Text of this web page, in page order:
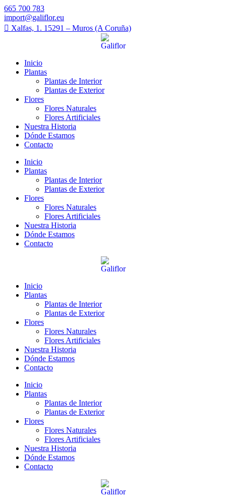
665 700 783
import@galiflor.eu
Xalfas, 1. 15291 – Muros (A Coruña)
Inicio
Plantas
Plantas de Interior
Plantas de Exterior
Flores
Flores Naturales
Flores Artificiales
Nuestra Historia
Dónde Estamos
Contacto
Inicio
Plantas
Plantas de Interior
Plantas de Exterior
Flores
Flores Naturales
Flores Artificiales
Nuestra Historia
Dónde Estamos
Contacto
Inicio
Plantas
Plantas de Interior
Plantas de Exterior
Flores
Flores Naturales
Flores Artificiales
Nuestra Historia
Dónde Estamos
Contacto
Inicio
Plantas
Plantas de Interior
Plantas de Exterior
Flores
Flores Naturales
Flores Artificiales
Nuestra Historia
Dónde Estamos
Contacto